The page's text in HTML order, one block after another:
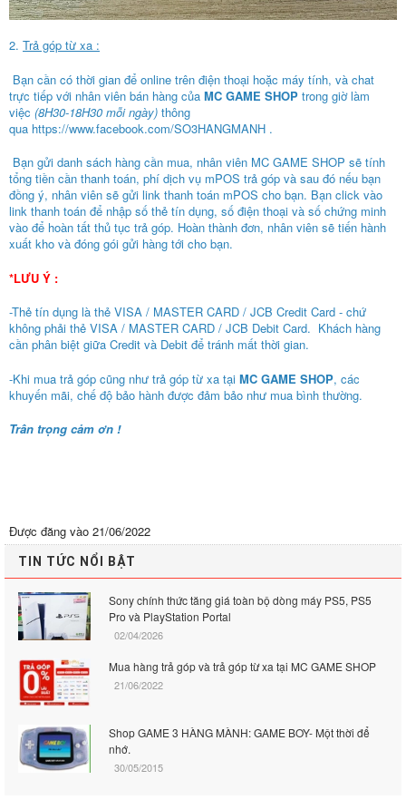
2. Trả góp từ xa :
Bạn cần có thời gian để online trên điện thoại hoặc máy tính, và chat
trực tiếp với nhân viên bán hàng của MC GAME SHOP trong giờ làm
việc (8H30-18H30 mỗi ngày) thông
qua https://www.facebook.com/SO3HANGMANH .
Bạn gửi danh sách hàng cần mua, nhân viên MC GAME SHOP sẽ tính
tổng tiền cần thanh toán, phí dịch vụ mPOS trả góp và sau đó nếu bạn
đồng ý, nhân viên sẽ gửi link thanh toán mPOS cho bạn. Bạn click vào
link thanh toán để nhập số thẻ tín dụng, số điện thoại và số chứng minh
vào để hoàn tất thủ tục trả góp. Hoàn thành đơn, nhân viên sẽ tiến hành
xuất kho và đóng gói gửi hàng tới cho bạn.
*LƯU Ý :
-Thẻ tín dụng là thẻ VISA / MASTER CARD / JCB Credit Card - chứ
không phải thẻ VISA / MASTER CARD / JCB Debit Card. Khách hàng
cần phân biệt giữa Credit và Debit để tránh mất thời gian.
-Khi mua trả góp cũng như trả góp từ xa tại MC GAME SHOP, các
khuyến mãi, chế độ bảo hành được đảm bảo như mua bình thường.
Trân trọng cảm ơn !
Được đăng vào 21/06/2022
TIN TỨC NỔI BẬT
Sony chính thức tăng giá toàn bộ dòng máy PS5, PS5
Pro và PlayStation Portal
02/04/2026
Mua hàng trả góp và trả góp từ xa tại MC GAME SHOP
21/06/2022
Shop GAME 3 HÀNG MÀNH: GAME BOY- Một thời để
nhớ.
30/05/2015